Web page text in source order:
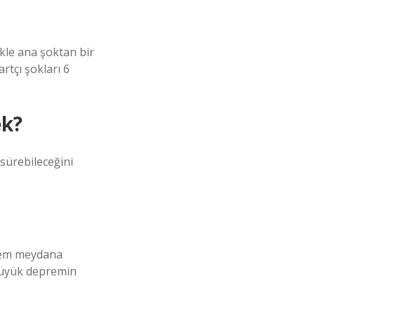
ana şoktan bir
şokları 6
sürebileceğini
meydana
depremin